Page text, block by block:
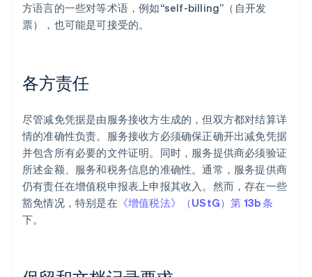
方语言的一些对等术语，例如“self-billing”（自开发
票），也可能是可接受的。
各方责任
尽管减免凭据是由服务接收方生成的，但双方都对结算详
情的准确性负责。服务接收方必须确保正确开出减免凭据
并包含所有必要的文件证明。同时，服务提供商必须验证
所述金额、服务和税务信息的准确性。通常，服务提供商
仍有责任在增值税申报表上申报其收入。然而，存在一些
豁免情况，特别是在 《增值税法》（UStG）第 13b 条
下。